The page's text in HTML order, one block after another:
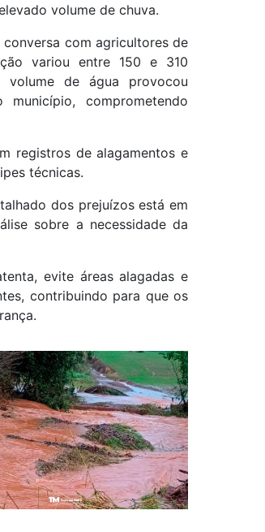
volume de chuva.
com agricultores de
variou entre 150 e 310
volume de água provocou
comprometendo
registros de alagamentos e
técnicas.
dos prejuízos está em
sobre a necessidade da
evite áreas alagadas e
contribuindo para que os